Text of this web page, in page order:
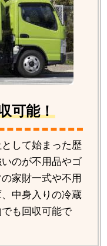
可能！
して始まった歴
のが不用品やゴ
家財一式や不用
中身入りの冷蔵
も回収可能で